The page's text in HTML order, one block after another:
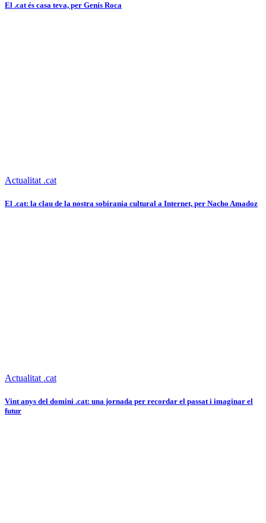
El .cat és casa teva, per Genís Roca
Actualitat .cat
El .cat: la clau de la nostra sobirania cultural a Internet, per Nacho Amadoz
Actualitat .cat
Vint anys del domini .cat: una jornada per recordar el passat i imaginar el
futur